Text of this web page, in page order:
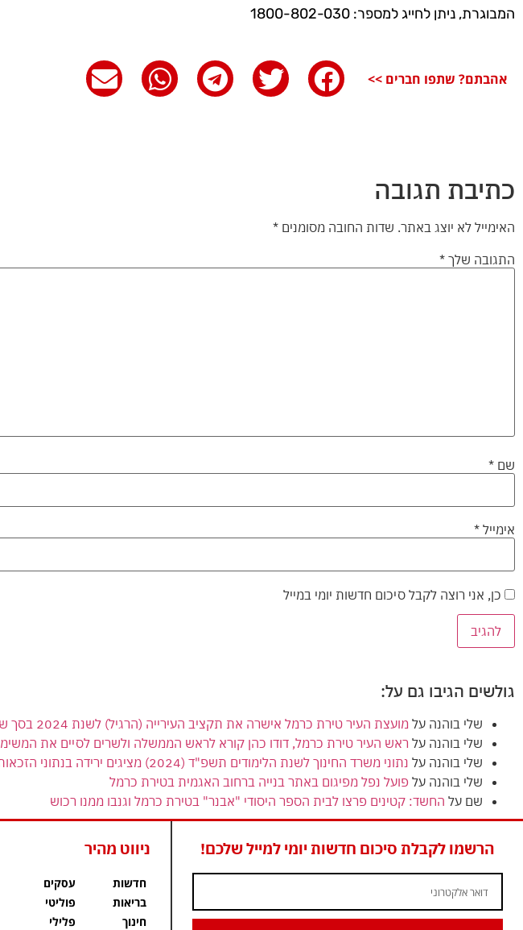
המבוגרת, ניתן לחייג למספר: 1800-802-030
אהבתם? שתפו חברים >>
כתיבת תגובה
האימייל לא יוצג באתר. שדות החובה מסומנים *
התגובה שלך *
שם *
אימייל *
כן, אני רוצה לקבל סיכום חדשות יומי במייל
גולשים הגיבו גם על:
שלי בוהנה על מועצת העיר טירת כרמל אישרה את תקציב העירייה (הרגיל) לשנת 2024 בסך של 303 מיליון ש"ח
שלי בוהנה על ראש העיר טירת כרמל, דודו כהן קורא לראש הממשלה ולשרים לסיים את
שלי בוהנה על נתוני משרד החינוך לשנת הלימודים תשפ"ד (2024) מציגים ירידה בנתוני הזכאות לבגרות בטירת כרמל
שלי בוהנה על פועל נפל מפיגום באתר בנייה ברחוב האגמית בטירת כרמל
שם על החשד: קטינים פרצו לבית הספר היסודי "אבנר" בטירת כרמל וגנבו ממנו רכוש
הרשמו לקבלת סיכום חדשות יומי למייל שלכם! ניווט מהיר
חדשות
בריאות
חינוך
עסקים
פוליטי
פלילי